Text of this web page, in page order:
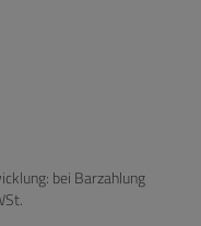
bei Barzahlung